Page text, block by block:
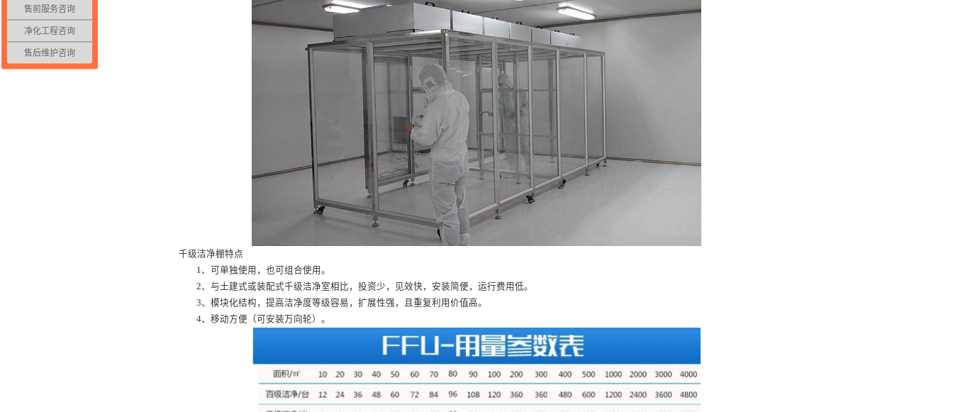
千级洁净棚特点
1、可单独使用，也可组合使用。
2、与土建式或装配式千级洁净室相比，投资少，见效快，安装简便，运行费用低。
3、模块化结构，提高洁净度等级容易，扩展性强，且重复利用价值高。
4、移动方便（可安装万向轮）。
售前服务咨询
净化工程咨询
售后维护咨询